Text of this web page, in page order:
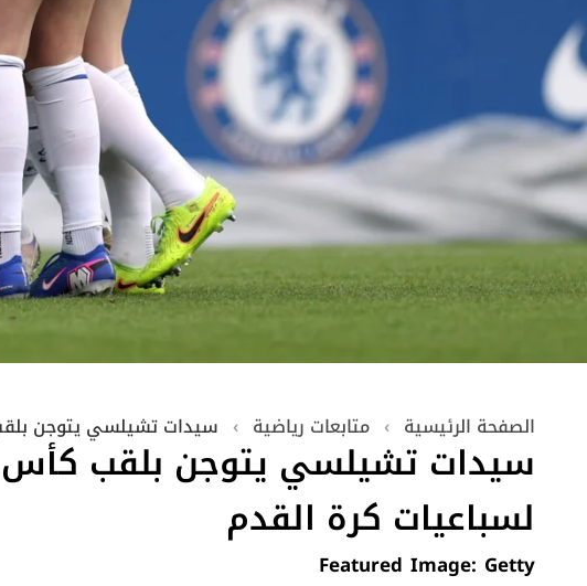
الصفحة الرئيسية › متابعات رياضية › سيدات تشيلسي يتوجن
سيدات تشيلسي يتوجن بلقب كأس
لسباعيات كرة القدم
Featured Image: Getty